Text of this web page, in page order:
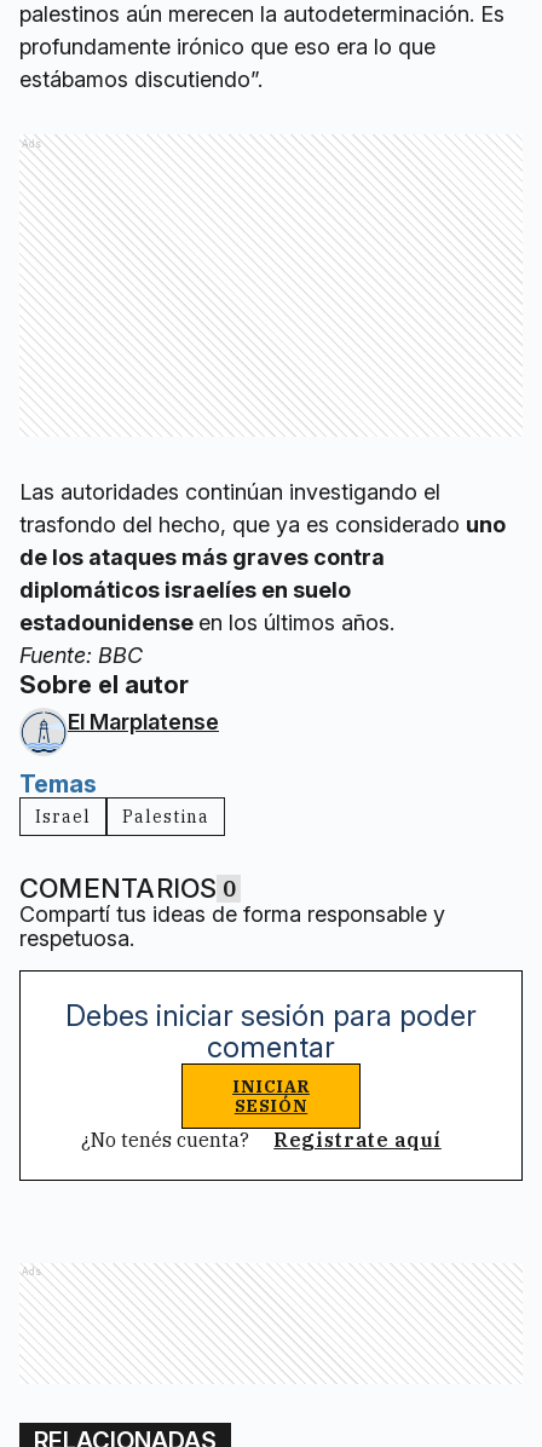
palestinos aún merecen la autodeterminación. Es
profundamente irónico que eso era lo que
estábamos discutiendo”.
Ads
Las autoridades continúan investigando el
trasfondo del hecho, que ya es considerado uno
de los ataques más graves contra
diplomáticos israelíes en suelo
estadounidense en los últimos años.
Fuente: BBC
Sobre el autor
El Marplatense
Temas
Israel Palestina
COMENTARIOS 0
Compartí tus ideas de forma responsable y
respetuosa.
Debes iniciar sesión para poder
comentar
INICIAR
SESIÓN
¿No tenés cuenta? Registrate aquí
Ads
RELACIONADAS